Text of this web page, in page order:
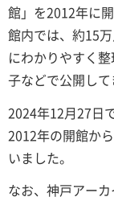
館」を2012年に
館内では、約15
にわかりやすく
子などで公開して
2024年12月27日
2012年の開館か
いました。
なお、神戸アー